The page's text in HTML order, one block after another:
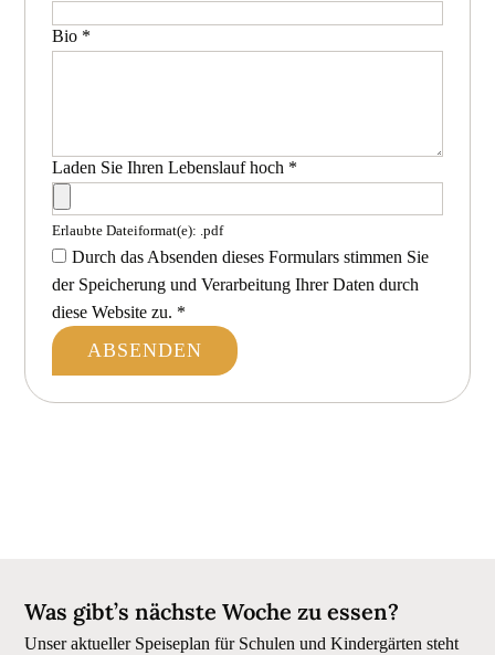
Bio *
Laden Sie Ihren Lebenslauf hoch *
Erlaubte Dateiformat(e): .pdf
Durch das Absenden dieses Formulars stimmen Sie
der Speicherung und Verarbeitung Ihrer Daten durch
diese Website zu. *
Was gibt’s nächste Woche zu essen?
Unser aktueller Speiseplan für Schulen und Kindergärten steht